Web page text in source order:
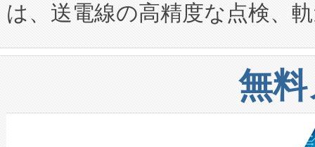
に関する技術移転および知的
構造化トレーニングカリキュ
上げおよび商用化段階におけ
設備整備および立ち上げ調整
加組織は、Enzeneのバイオ
定、統合、導入、運用に至る
安全性を追跡し、確保する事
増加しているデータセンター
る電力網に大きな負担をかけ
事業者の負担軽減という課題
は、送電線の高精度な点検、
や穀物倉庫におけるバルク材
リューション「Avia 2」を発
したAvia 2は、1,000メート
狭視野のFOVを切り替えるこ
無